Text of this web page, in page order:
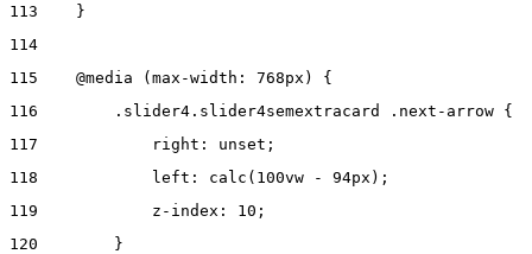
113
    }
114
115
    @media (max-width: 768px) {
116
        .slider4.slider4semextracard .next-arrow {
117
            right: unset;
118
            left: calc(100vw - 94px);
119
            z-index: 10;
120
        }